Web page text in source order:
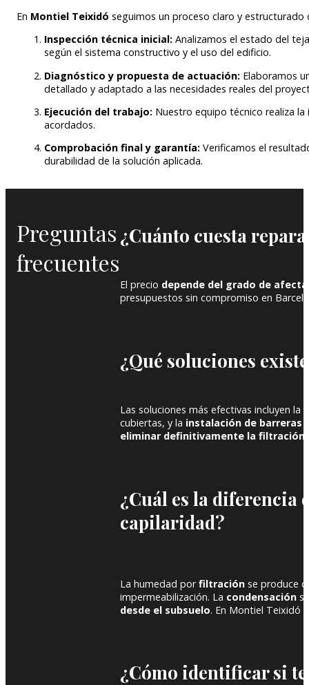
En Montiel Teixidó seguimos un proceso claro y
Inspección técnica inicial: Analizamos el estado del
según el sistema constructivo y el uso del edificio.
Diagnóstico y propuesta de actuación: Elaboramos
detallado y adaptado a las necesidades reales del
Ejecución del trabajo: Nuestro equipo técnico realiza
acordados.
Comprobación final y garantía: Verificamos el
durabilidad de la solución aplicada.
Preguntas
frecuentes
¿Cuánto cuesta
El precio depende del grado de
presupuestos sin compromiso en
¿Qué soluciones
Las soluciones más efectivas incluyen la
cubiertas, y la instalación de barreras
eliminar definitivamente la filtración
¿Cuál es la diferencia
capilaridad?
La humedad porfiltración se produce
impermeabilización. La condensación
desde el subsuelo. En Montiel Teixidó
¿Cómo identificar si